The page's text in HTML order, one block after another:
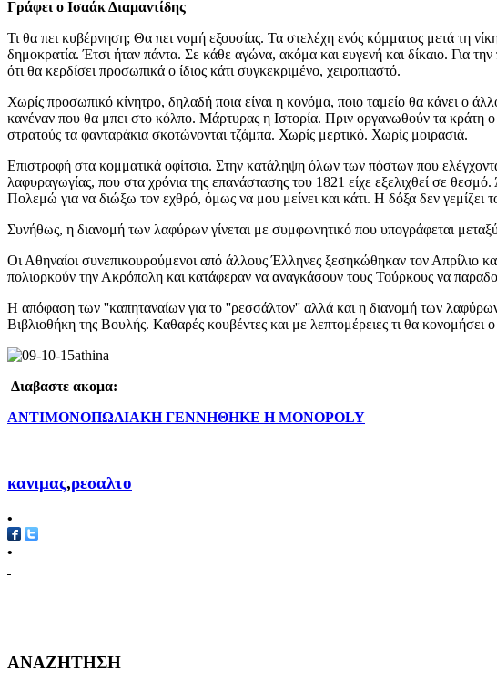
Γράφει ο Ισαάκ Διαμαντίδης
Τι θα πει κυβέρνηση; Θα πει νομή εξουσίας. Τα στελέχη ενός κόμματος μετά τη
δημοκρατία. Έτσι ήταν πάντα. Σε κάθε αγώνα, ακόμα και ευγενή και δίκαιο. Για
ότι θα κερδίσει προσωπικά ο ίδιος κάτι συγκεκριμένο, χειροπιαστό.
Χωρίς προσωπικό κίνητρο, δηλαδή ποια είναι η κονόμα, ποιο ταμείο θα κάνει ο
κανέναν που θα μπει στο κόλπο. Μάρτυρας η Ιστορία. Πριν οργανωθούν τα κράτη
στρατούς τα φανταράκια σκοτώνονται τζάμπα. Χωρίς μερτικό. Χωρίς μοιρασιά.
Επιστροφή στα κομματικά οφίτσια. Στην κατάληψη όλων των πόστων που
λαφυραγωγίας, που στα χρόνια της επανάστασης του 1821 είχε εξελιχθεί σε
Πολεμώ για να διώξω τον εχθρό, όμως να μου μείνει και κάτι. Η δόξα δεν
Συνήθως, η διανομή των λαφύρων γίνεται με συμφωνητικό που υπογράφεται
Οι Αθηναίοι συνεπικουρούμενοι από άλλους Έλληνες ξεσηκώθηκαν τον Απρίλιο
πολιορκούν την Ακρόπολη και κατάφεραν να αναγκάσουν τους Τούρκους να
Η απόφαση των ''καπηταναίων για το ''ρεσσάλτον'' αλλά και η διανομή των
Βιβλιοθήκη της Βουλής. Καθαρές κουβέντες και με λεπτομέρειες τι θα
Διαβαστε ακομα:
ΑΝΤΙΜΟΝΟΠΩΛΙΑΚΗ ΓΕΝΝΗΘΗΚΕ Η MONOPOLY
κανιμας,ρεσαλτο
•
•
ΑΝΑΖΗΤΗΣΗ